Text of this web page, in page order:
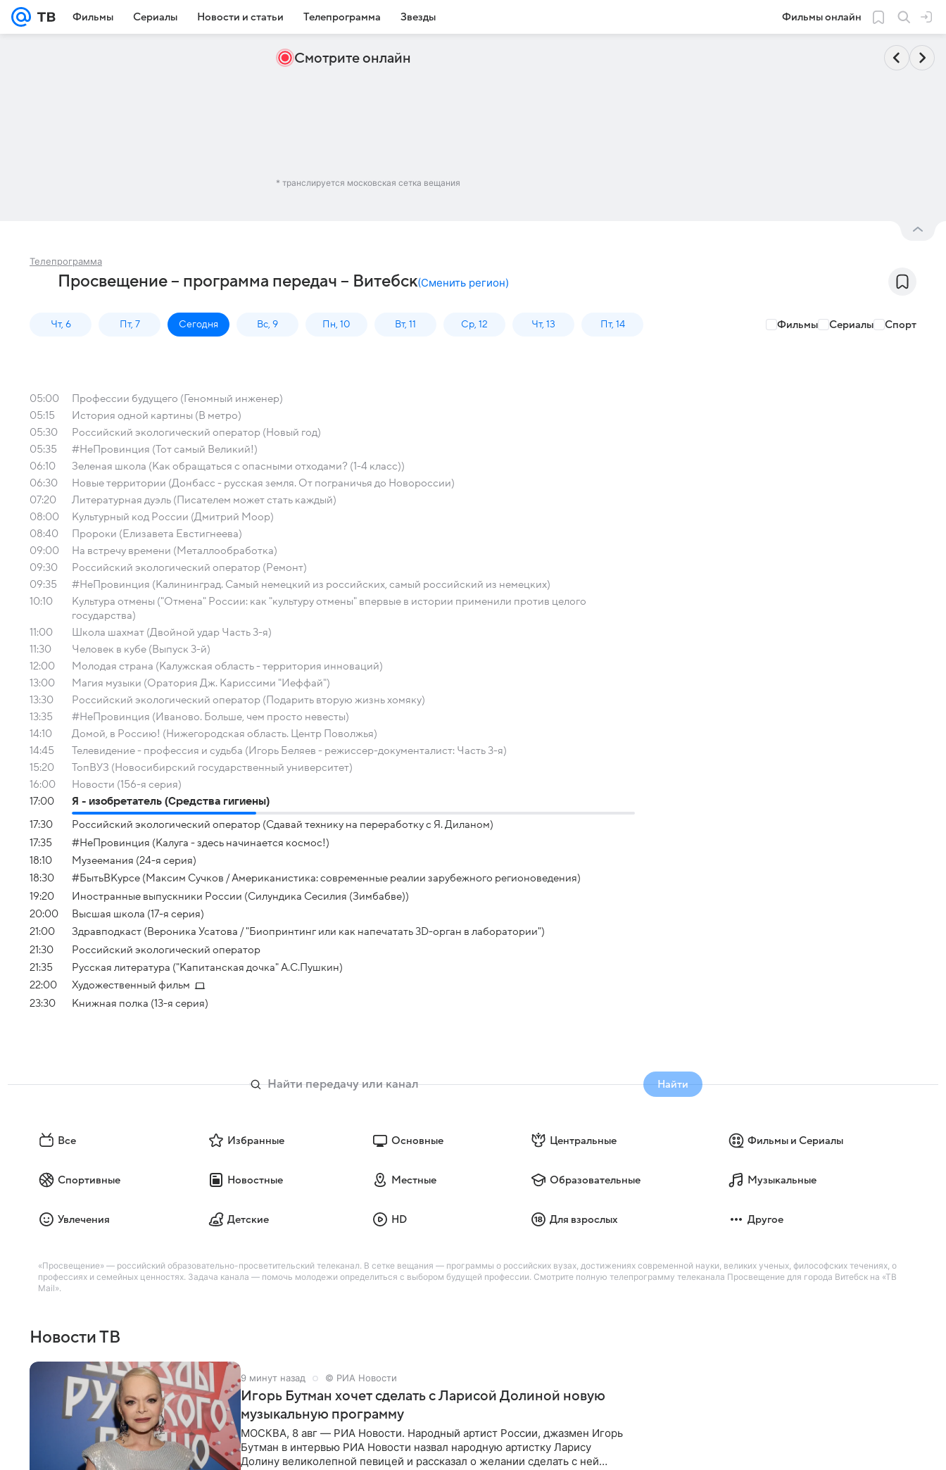
Фильмы Сериалы Новости и статьи Телепрограмма Звезды Фильмы онлайн
Смотрите онлайн
* транслируется московская сетка вещания
Телепрограмма
Просвещение – программа передач – Витебск(Сменить регион)
Чт, 6 Пт, 7 Сегодня Вс, 9 Пн, 10 Вт, 11 Ср, 12 Чт, 13 Пт, 14 Фильмы Сериалы Спорт
05:00
Профессии будущего (Геномный инженер)
05:15
История одной картины (В метро)
05:30
Российский экологический оператор (Новый год)
05:35
#НеПровинция (Тот самый Великий!)
06:10
Зеленая школа (Как обращаться с опасными отходами? (1-4 класс))
06:30
Новые территории (Донбасс - русская земля. От пограничья до Новороссии)
07:20
Литературная дуэль (Писателем может стать каждый)
08:00
Культурный код России (Дмитрий Моор)
08:40
Пророки (Елизавета Евстигнеева)
09:00
На встречу времени (Металлообработка)
09:30
Российский экологический оператор (Ремонт)
09:35
#НеПровинция (Калининград. Самый немецкий из российских, самый российский из немецких)
10:10
Культура отмены ("Отмена" России: как "культуру отмены" впервые в истории применили против целого
государства)
11:00
Школа шахмат (Двойной удар Часть 3-я)
11:30
Человек в кубе (Выпуск 3-й)
12:00
Молодая страна (Калужская область - территория инноваций)
13:00
Магия музыки (Оратория Дж. Кариссими "Иеффай")
13:30
Российский экологический оператор (Подарить вторую жизнь хомяку)
13:35
#НеПровинция (Иваново. Больше, чем просто невесты)
14:10
Домой, в Россию! (Нижегородская область. Центр Поволжья)
14:45
Телевидение - профессия и судьба (Игорь Беляев - режиссер-документалист: Часть 3-я)
15:20
ТопВУЗ (Новосибирский государственный университет)
16:00
Новости (156-я серия)
17:00
Я - изобретатель (Средства гигиены)
17:30
Российский экологический оператор (Сдавай технику на переработку с Я. Диланом)
17:35
#НеПровинция (Калуга - здесь начинается космос!)
18:10
Музеемания (24-я серия)
18:30
#БытьВКурсе (Максим Сучков / Американистика: современные реалии зарубежного регионоведения)
19:20
Иностранные выпускники России (Силундика Сесилия (Зимбабве))
20:00
Высшая школа (17-я серия)
21:00
Здравподкаст (Вероника Усатова / "Биопринтинг или как напечатать 3D-орган в лаборатории")
21:30
Российский экологический оператор
21:35
Русская литература ("Капитанская дочка" А.С.Пушкин)
22:00
Художественный фильм
23:30
Книжная полка (13-я серия)
Найти
Все Избранные Основные Центральные Фильмы и Сериалы
Спортивные Новостные Местные Образовательные Музыкальные
Увлечения Детские HD Для взрослых Другое
«Просвещение» — российский образовательно-просветительский телеканал. В сетке вещания — программы о российских вузах, достижениях современной науки, великих ученых, философских течениях, о
профессиях и семейных ценностях. Задача канала — помочь молодежи определиться с выбором будущей профессии. Смотрите полную телепрограмму телеканала Просвещение для города Витебск на «ТВ
Mail».
Новости ТВ
9 минут назад © РИА Новости
Игорь Бутман хочет сделать с Ларисой Долиной новую
музыкальную программу
МОСКВА, 8 авг — РИА Новости. Народный артист России, джазмен Игорь
Бутман в интервью РИА Новости назвал народную артистку Ларису
Долину великолепной певицей и рассказал о желании сделать с ней